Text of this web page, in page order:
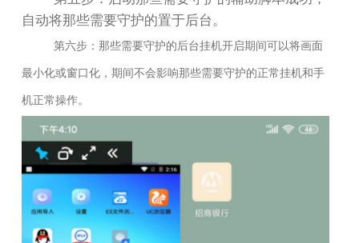
自动将那些需要守护的置于后台。
第六步：那些需要守护的后台挂机开启期间可以将画面
最小化或窗口化，期间不会影响那些需要守护的正常挂机和手
机正常操作。